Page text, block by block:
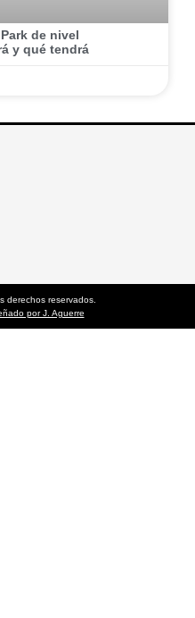
de nivel
y qué tendrá
derechos reservados.
por J. Aguerre